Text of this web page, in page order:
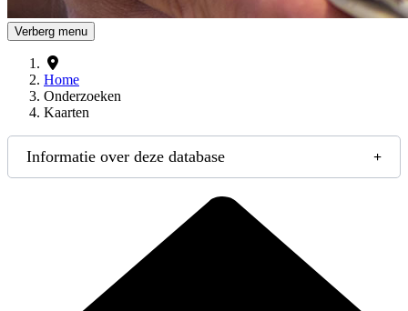
Verberg menu
Home
Onderzoeken
Kaarten
Informatie over deze database